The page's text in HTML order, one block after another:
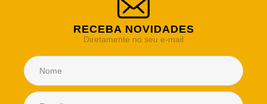
RECEBA NOVIDADES
Diretamente no seu e-mail